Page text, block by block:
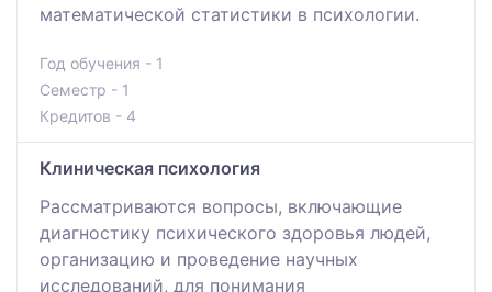
математической статистики в психологии.
Год обучения - 1
Семестр - 1
Кредитов - 4
Клиническая психология
Рассматриваются вопросы, включающие
диагностику психического здоровья людей,
организацию и проведение научных
исследований, для понимания